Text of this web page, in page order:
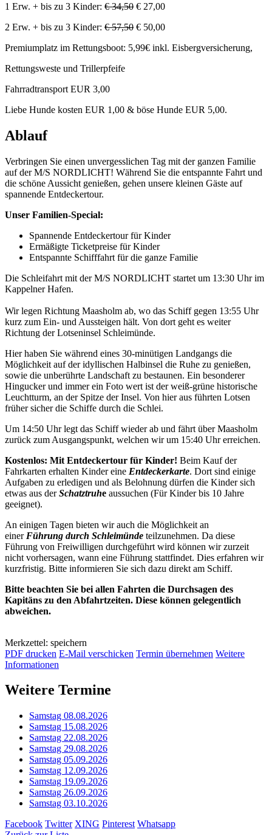
1 Erw. + bis zu 3 Kinder: € 34,50 € 27,00
2 Erw. + bis zu 3 Kinder: € 57,50 € 50,00
Premiumplatz im Rettungsboot: 5,99€ inkl. Eisbergversicherung,
Rettungsweste und Trillerpfeife
Fahrradtransport EUR 3,00
Liebe Hunde kosten EUR 1,00 & böse Hunde EUR 5,00.
Ablauf
Verbringen Sie einen unvergesslichen Tag mit der ganzen Familie
auf der M/S NORDLICHT! Während Sie die entspannte Fahrt und
die schöne Aussicht genießen, gehen unsere kleinen Gäste auf
spannende Entdeckertour.
Unser Familien-Special:
Spannende Entdeckertour für Kinder
Ermäßigte Ticketpreise für Kinder
Entspannte Schifffahrt für die ganze Familie
Die Schleifahrt mit der M/S NORDLICHT startet um 13:30 Uhr im
Kappelner Hafen.
Wir legen Richtung Maasholm ab, wo das Schiff gegen 13:55 Uhr
kurz zum Ein- und Aussteigen hält. Von dort geht es weiter
Richtung der Lotseninsel Schleimünde.
Hier haben Sie während eines 30-minütigen Landgangs die
Möglichkeit auf der idyllischen Halbinsel die Ruhe zu genießen,
sowie die unberührte Landschaft zu bestaunen. Ein besonderer
Hingucker und immer ein Foto wert ist der weiß-grüne historische
Leuchtturm, an der Spitze der Insel. Von hier aus führten Lotsen
früher sicher die Schiffe durch die Schlei.
Um 14:50 Uhr legt das Schiff wieder ab und fährt über Maasholm
zurück zum Ausgangspunkt, welchen wir um 15:40 Uhr erreichen.
Kostenlos: Mit Entdeckertour für Kinder! Beim Kauf der
Fahrkarten erhalten Kinder eine Entdeckerkarte. Dort sind einige
Aufgaben zu erledigen und als Belohnung dürfen die Kinder sich
etwas aus der Schatztruhe aussuchen (Für Kinder bis 10 Jahre
geeignet).
An einigen Tagen bieten wir auch die Möglichkeit an
einer Führung durch Schleimünde teilzunehmen. Da diese
Führung von Freiwilligen durchgeführt wird können wir zurzeit
nicht vorhersagen, wann eine Führung stattfindet. Dies erfahren wir
kurzfristig. Bitte informieren Sie sich dazu direkt am Schiff.
Bitte beachten Sie bei allen Fahrten die Durchsagen des
Kapitäns zu den Abfahrtzeiten. Diese können gelegentlich
abweichen.
Merkzettel: speichern
PDF drucken E-Mail verschicken Termin übernehmen Weitere
Informationen
Weitere Termine
Samstag 08.08.2026
Samstag 15.08.2026
Samstag 22.08.2026
Samstag 29.08.2026
Samstag 05.09.2026
Samstag 12.09.2026
Samstag 19.09.2026
Samstag 26.09.2026
Samstag 03.10.2026
Facebook Twitter XING Pinterest Whatsapp